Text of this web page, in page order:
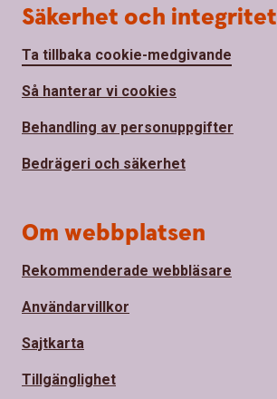
Säkerhet och integritet
Ta tillbaka cookie-medgivande
Så hanterar vi cookies
Behandling av personuppgifter
Bedrägeri och säkerhet
Om webbplatsen
Rekommenderade webbläsare
Användarvillkor
Sajtkarta
Tillgänglighet